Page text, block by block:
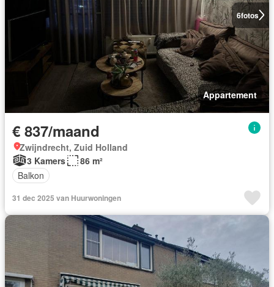
6fotos
Appartement
€ 837/maand
Zwijndrecht, Zuid Holland
3 Kamers
86 m²
Balkon
31 dec 2025 van Huurwoningen